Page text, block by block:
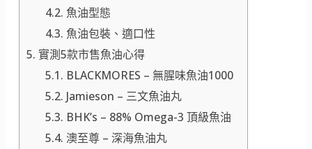
魚油型態
魚油包裝、適口性
實測5款市售魚油心得
BLACKMORES – 無腥味魚油1000
Jamieson – 三文魚油丸
BHK’s – 88% Omega-3 頂級魚油
澳至尊 – 深海魚油丸